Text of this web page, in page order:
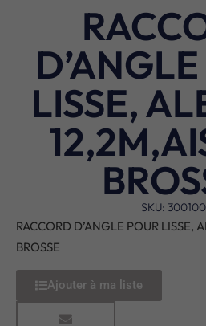
LISSE,
SKU: 300100
RACCORD D’ANGLE POUR LISSE,
BROSSE
Ajouter à ma liste